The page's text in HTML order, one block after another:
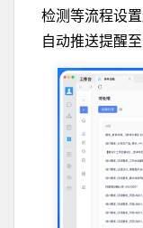
检测等流程设
自动推送提醒